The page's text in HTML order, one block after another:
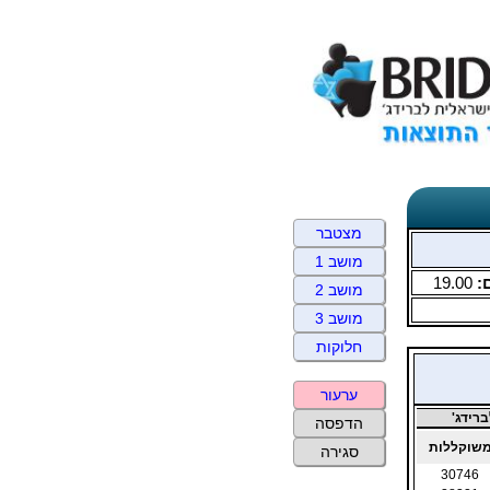
19.00
משוקללות
30746
מצטבר
מושב 1
מושב 2
מושב 3
חלוקות
ערעור
הדפסה
סגירה